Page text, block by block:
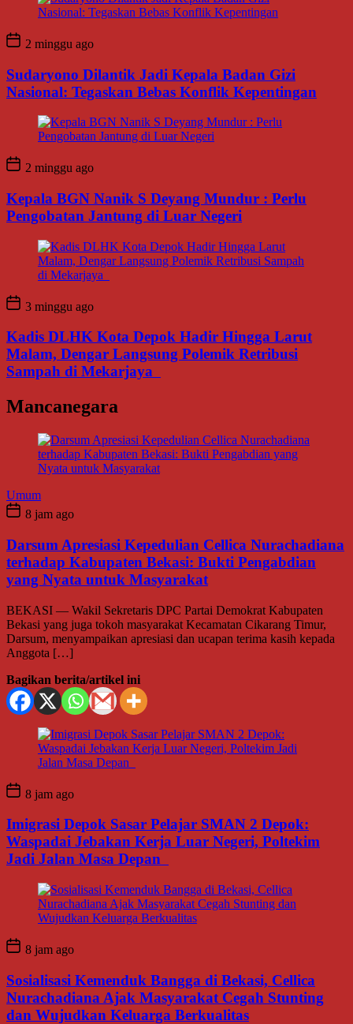
2 minggu ago
Sudaryono Dilantik Jadi Kepala Badan Gizi
Nasional: Tegaskan Bebas Konflik Kepentingan
2 minggu ago
Kepala BGN Nanik S Deyang Mundur : Perlu
Pengobatan Jantung di Luar Negeri
3 minggu ago
Kadis DLHK Kota Depok Hadir Hingga Larut
Malam, Dengar Langsung Polemik Retribusi
Sampah di Mekarjaya
Mancanegara
Umum
8 jam ago
Darsum Apresiasi Kepedulian Cellica Nurachadiana
terhadap Kabupaten Bekasi: Bukti Pengabdian
yang Nyata untuk Masyarakat
BEKASI — Wakil Sekretaris DPC Partai Demokrat Kabupaten
Bekasi yang juga tokoh masyarakat Kecamatan Cikarang Timur,
Darsum, menyampaikan apresiasi dan ucapan terima kasih kepada
Anggota […]
Bagikan berita/artikel ini
8 jam ago
Imigrasi Depok Sasar Pelajar SMAN 2 Depok:
Waspadai Jebakan Kerja Luar Negeri, Poltekim
Jadi Jalan Masa Depan
8 jam ago
Sosialisasi Kemenduk Bangga di Bekasi, Cellica
Nurachadiana Ajak Masyarakat Cegah Stunting
dan Wujudkan Keluarga Berkualitas